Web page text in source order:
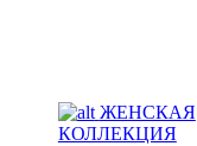
ЖЕНСКАЯ
КОЛЛЕКЦИЯ